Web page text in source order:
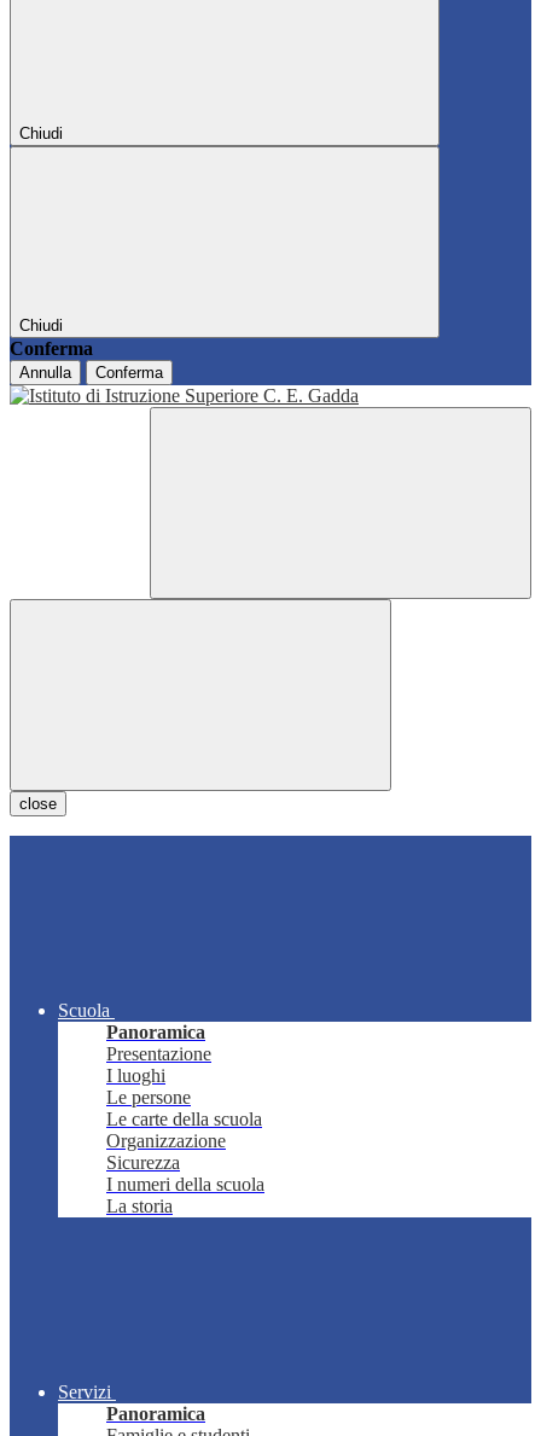
Chiudi
Chiudi
Conferma
Annulla Conferma
close
Scuola
Panoramica
Presentazione
I luoghi
Le persone
Le carte della scuola
Organizzazione
Sicurezza
I numeri della scuola
La storia
Servizi
Panoramica